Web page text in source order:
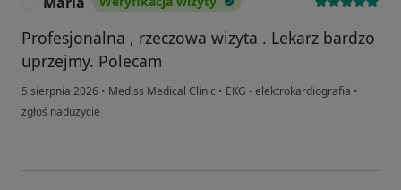
Profesjonalna , rzeczowa wizyta . Lekarz bardzo
uprzejmy. Polecam
5 sierpnia 2026 • Mediss Medical Clinic • EKG - elektrokardiografia •
w opinii użytkownika Maria
zgłoś nadużycie